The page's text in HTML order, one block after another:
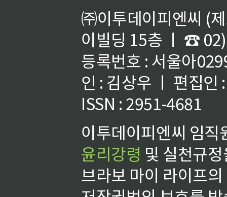
㈜이투데이피엔씨 (
이빌딩 15층 ㅣ ☎
등록번호 : 서울아
인 : 김상우 ㅣ 편집인
ISSN : 2951-4681
이투데이피엔씨 임
윤리강령 및 실천규
브라보 마이 라이프